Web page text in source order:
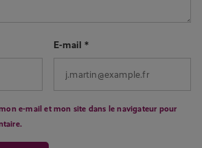
E-mail*
e-mail et mon site dans le navigateur pour